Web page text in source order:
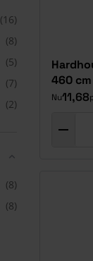
(16)
(8)
(5)
(7)
(2)
(8)
(8)
460 cm
Nu11,68